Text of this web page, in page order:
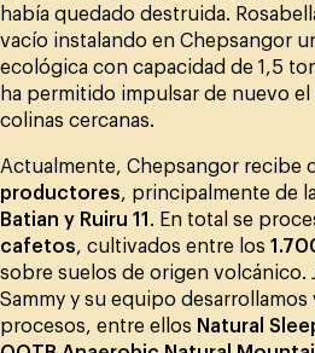
había quedado destruida.
vacío instalando en Chepsangor
ecológica con capacidad de 1,5
ha permitido impulsar de nuevo
colinas cercanas.
Actualmente, Chepsangor recibe
productores, principalmente de
Batian y Ruiru 11 . En total se
cafetos, cultivados entre los
sobre suelos de origen volcánico.
Sammy y su equipo
procesos, entre ellos Natural